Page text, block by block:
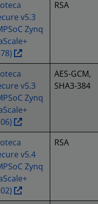
v5.3
Zynq
RSA
v5.3
Zynq
AES-GCM,
SHA3-384
v5.4
Zynq
RSA